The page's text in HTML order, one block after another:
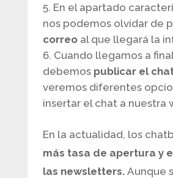
En el apartado
nos podemos olvidar de
correo al que llegará la
Cuando llegamos a
debemos publicar el
veremos diferentes
insertar el chat a nuestra
En la actualidad, los
más tasa de apertura y
las newsletters. Aunque